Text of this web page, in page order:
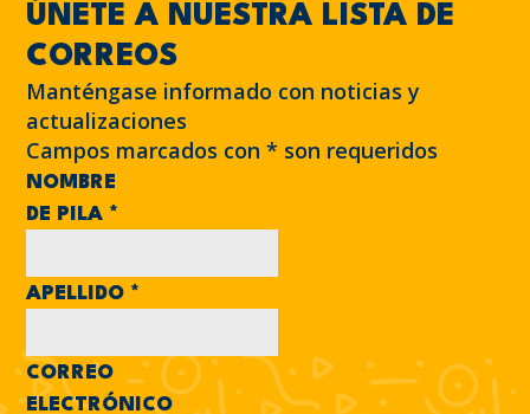
ÚNETE A NUESTRA LISTA DE
CORREOS
Manténgase informado con noticias y
actualizaciones
Campos marcados con* son requeridos
NOMBRE
DE PILA *
APELLIDO *
CORREO
ELECTRÓNICO